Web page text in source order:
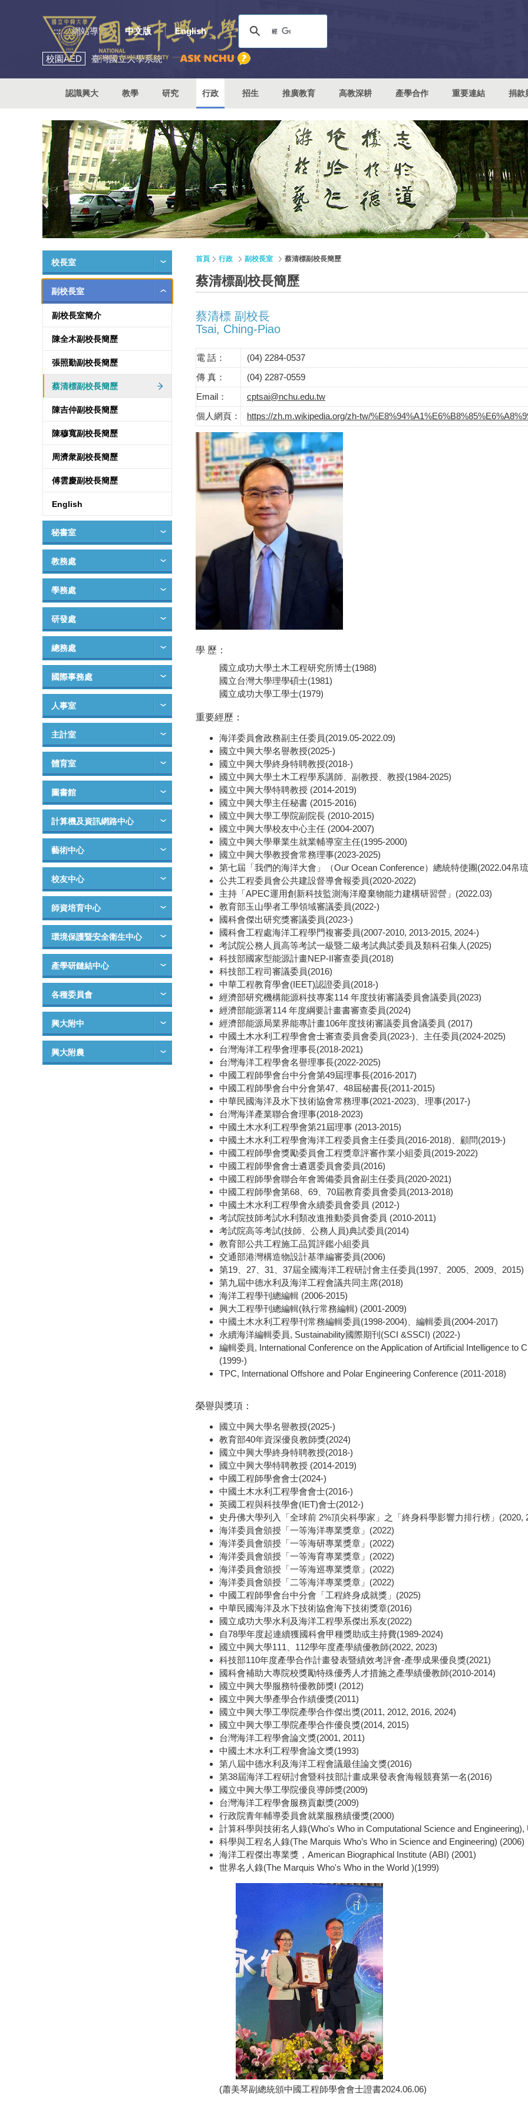
::: 網站導覽 中文版 English
校園AED 臺灣國立大學系統
認識興大 教學 研究 行政 招生 推廣教育 高教深耕 產學合作 重要連結 捐款
校長室
副校長室
副校長室簡介
陳全木副校長簡歷
張照勤副校長簡歷
蔡清標副校長簡歷
陳吉仲副校長簡歷
陳穆寬副校長簡歷
周濟衆副校長簡歷
傅雲慶副校長簡歷
English
秘書室
教務處
學務處
研發處
總務處
國際事務處
人事室
主計室
體育室
圖書館
計算機及資訊網路中心
藝術中心
校友中心
師資培育中心
環境保護暨安全衛生中心
產學研鏈結中心
各種委員會
興大附中
興大附農
首頁 行政 副校長室 蔡清標副校長簡歷
蔡清標副校長簡歷
蔡清標 副校長
Tsai, Ching-Piao
電 話：
(04) 2284-0537
傳 真：
(04) 2287-0559
Email：
cptsai@nchu.edu.tw
個人網頁：
https://zh.m.wikipedia.org/zh-tw/
學 歷：
國立成功大學土木工程研究所博士(1988)
國立台灣大學理學碩士(1981)
國立成功大學工學士(1979)
重要經歷：
海洋委員會政務副主任委員(2019.05-2022.09)
國立中興大學名譽教授(2025-)
國立中興大學終身特聘教授(2018-)
國立中興大學土木工程學系講師、副教授、教授(1984-2025)
國立中興大學特聘教授 (2014-2019)
國立中興大學主任秘書 (2015-2016)
國立中興大學工學院副院長 (2010-2015)
國立中興大學校友中心主任 (2004-2007)
國立中興大學畢業生就業輔導室主任(1995-2000)
國立中興大學教授會常務理事(2023-2025)
第七屆「我們的海洋大會」（Our Ocean Conference）總統特使團(2022.04帛
公共工程委員會公共建設督導會報委員(2020-2022)
主持「APEC運用創新科技監測海洋廢棄物能力建構研習營」(2022.03)
教育部玉山學者工學領域審議委員(2022-)
國科會傑出研究獎審議委員(2023-)
國科會工程處海洋工程學門複審委員(2007-2010, 2013-2015, 2024-)
考試院公務人員高等考試一級暨二級考試典試委員及類科召集人(2025)
科技部國家型能源計畫NEP-II審查委員(2018)
科技部工程司審議委員(2016)
中華工程教育學會(IEET)認證委員(2018-)
經濟部研究機構能源科技專案114 年度技術審議委員會議委員(2023)
經濟部能源署114 年度綱要計畫書審查委員(2024)
經濟部能源局業界能專計畫106年度技術審議委員會議委員 (2017)
中國土木水利工程學會會士審查委員會委員(2023-)、主任委員(2024-2025)
台灣海洋工程學會理事長(2018-2021)
台灣海洋工程學會名譽理事長(2022-2025)
中國工程師學會台中分會第49屆理事長(2016-2017)
中國工程師學會台中分會第47、48屆秘書長(2011-2015)
中華民國海洋及水下技術協會常務理事(2021-2023)、理事(2017-)
台灣海洋產業聯合會理事(2018-2023)
中國土木水利工程學會第21屆理事 (2013-2015)
中國土木水利工程學會海洋工程委員會主任委員(2016-2018)、顧問(2019-)
中國工程師學會獎勵委員會工程獎章評審作業小組委員(2019-2022)
中國工程師學會會士遴選委員會委員(2016)
中國工程師學會聯合年會籌備委員會副主任委員(2020-2021)
中國工程師學會第68、69、70屆教育委員會委員(2013-2018)
中國土木水利工程學會永續委員會委員 (2012-)
考試院技師考試水利類改進推動委員會委員 (2010-2011)
考試院高等考試(技師、公務人員)典試委員(2014)
教育部公共工程施工品質評鑑小組委員
交通部港灣構造物設計基準編審委員(2006)
第19、27、31、37屆全國海洋工程研討會主任委員(1997、2005、2009、2015)
第九屆中德水利及海洋工程會議共同主席(2018)
海洋工程學刊總編輯 (2006-2015)
興大工程學刊總編輯(執行常務編輯) (2001-2009)
中國土木水利工程學刊常務編輯委員(1998-2004)、編輯委員(2004-2017)
永續海洋編輯委員, Sustainability國際期刊(SCI &SSCI) (2022-)
編輯委員, International Conference on the Application of Artificial Intelligence to
(1999-)
TPC, International Offshore and Polar Engineering Conference (2011-2018)
榮譽與獎項：
國立中興大學名譽教授(2025-)
教育部40年資深優良教師獎(2024)
國立中興大學終身特聘教授(2018-)
國立中興大學特聘教授 (2014-2019)
中國工程師學會會士(2024-)
中國土木水利工程學會會士(2016-)
英國工程與科技學會(IET)會士(2012-)
史丹佛大學列入「全球前 2%頂尖科學家」之「終身科學影響力排行榜」(2020,
海洋委員會頒授「一等海洋專業獎章」(2022)
海洋委員會頒授「一等海研專業獎章」(2022)
海洋委員會頒授「一等海育專業獎章」(2022)
海洋委員會頒授「一等海巡專業獎章」(2022)
海洋委員會頒授「二等海洋專業獎章」(2022)
中國工程師學會台中分會「工程終身成就獎」(2025)
中華民國海洋及水下技術協會海下技術獎章(2016)
國立成功大學水利及海洋工程學系傑出系友(2022)
自78學年度起連續獲國科會甲種獎助或主持費(1989-2024)
國立中興大學111、112學年度產學績優教師(2022, 2023)
科技部110年度產學合作計畫發表暨績效考評會-產學成果優良獎(2021)
國科會補助大專院校獎勵特殊優秀人才措施之產學績優教師(2010-2014)
國立中興大學服務特優教師獎I (2012)
國立中興大學產學合作績優獎(2011)
國立中興大學工學院產學合作傑出獎(2011, 2012, 2016, 2024)
國立中興大學工學院產學合作優良獎(2014, 2015)
台灣海洋工程學會論文獎(2001, 2011)
中國土木水利工程學會論文獎(1993)
第八屆中德水利及海洋工程會議最佳論文獎(2016)
第38屆海洋工程研討會暨科技部計畫成果發表會海報競賽第一名(2016)
國立中興大學工學院優良導師獎(2009)
台灣海洋工程學會服務貢獻獎(2009)
行政院青年輔導委員會就業服務績優獎(2000)
計算科學與技術名人錄(Who's Who in Computational Science and Engineering),
科學與工程名人錄(The Marquis Who’s Who in Science and Engineering) (2006)
海洋工程傑出專業獎，American Biographical Institute (ABI) (2001)
世界名人錄(The Marquis Who's Who in the World )(1999)
(蕭美琴副總統頒中國工程師學會會士證書2024.06.06)